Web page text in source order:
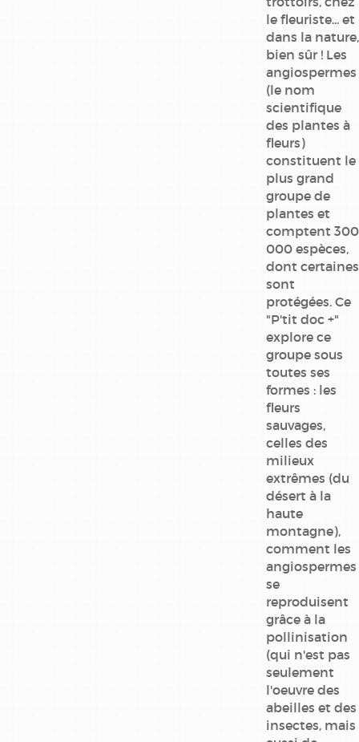
le fleuriste... et
dans la nature,
bien sûr ! Les
angiospermes
(le nom
scientifique
des plantes à
fleurs)
constituent le
plus grand
groupe de
plantes et
comptent 300
000 espèces,
dont certaines
sont
protégées. Ce
"P'tit doc +"
explore ce
groupe sous
toutes ses
formes : les
fleurs
sauvages,
celles des
milieux
extrêmes (du
désert à la
haute
montagne),
comment les
angiospermes
se
reproduisent
grâce à la
pollinisation
(qui n'est pas
seulement
l'oeuvre des
abeilles et des
insectes, mais